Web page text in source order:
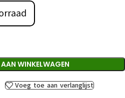
WINKELWAGEN
Voeg toe aan verlanglijst